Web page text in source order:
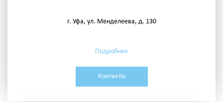
г. Уфа, ул. Менделеева, д. 130
Подробнее
Контакты